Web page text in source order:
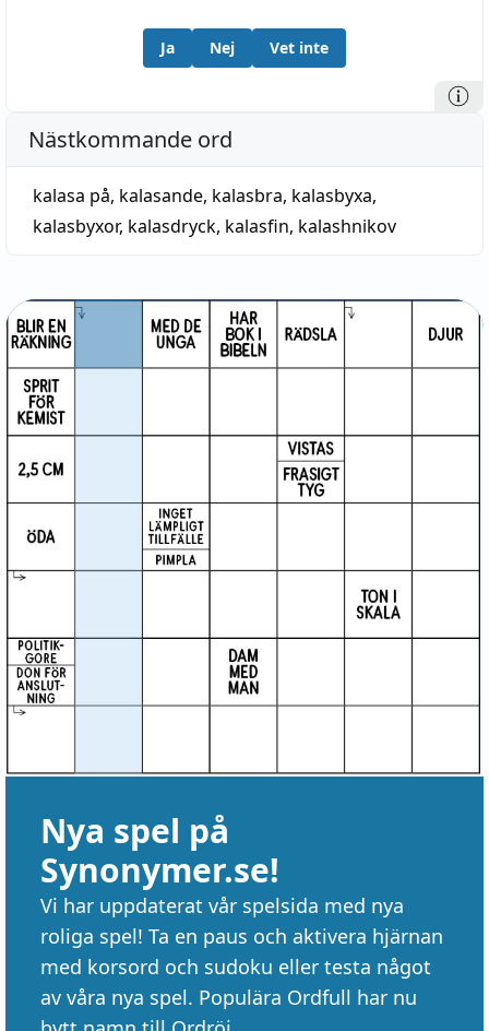
Ja Nej Vet inte
Nästkommande ord
kalasa på, kalasande, kalasbra, kalasbyxa,
kalasbyxor, kalasdryck, kalasfin, kalashnikov
Nya spel på
Synonymer.se!
Vi har uppdaterat vår spelsida med nya
roliga spel! Ta en paus och aktivera hjärnan
med korsord och sudoku eller testa något
av våra nya spel. Populära Ordfull har nu